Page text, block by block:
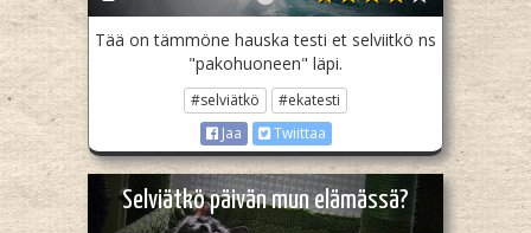
Tää on tämmöne hauska testi et selviitkö ns
"pakohuoneen" läpi.
#selviätkö
#ekatesti
Jaa
Twiittaa
Selviätkö päivän mun elämässä?